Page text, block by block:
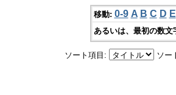
移動: 0-9 A B C D E
あるいは、最初の数
ソート項目: ソー